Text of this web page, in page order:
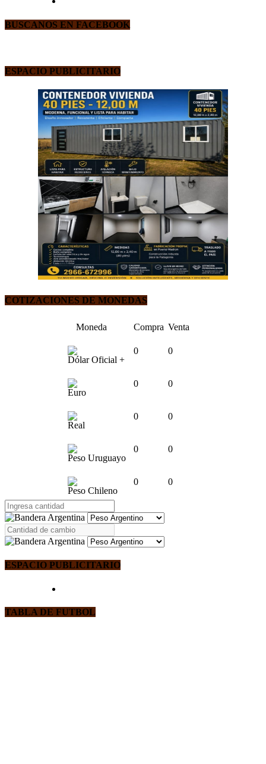
BUSCANOS EN FACEBOOK
ESPACIO PUBLICITARIO
COTIZACIONES DE MONEDAS
Moneda Compra Venta
Dólar Oficial +
0 0
Euro
0 0
Real
0 0
Peso Uruguayo
0 0
Peso Chileno
0 0
ESPACIO PUBLICITARIO
TABLA DE FUTBOL